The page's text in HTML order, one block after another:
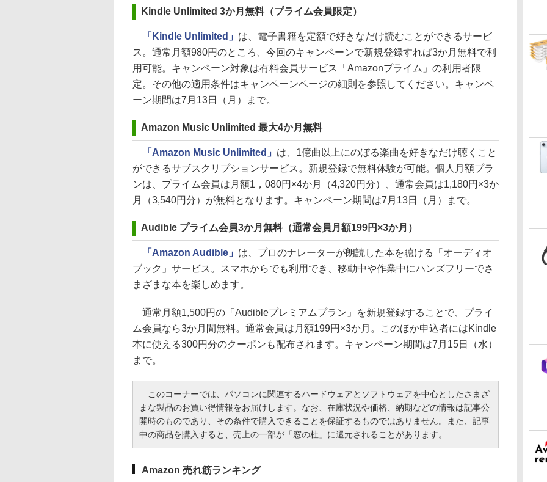
Kindle Unlimited 3か月無料（プライム会員限定）
「Kindle Unlimited」 は、電子書籍を定額で好きなだけ読むことができるサービ
ス。通常月額980円のところ、今回のキャンペーンで新規登録すれば3か月無料で利
用可能。キャンペーン対象は有料会員サービス「Amazonプライム」の利用者限
定。その他の適用条件はキャンペーンページの細則を参照してください。キャンペ
ーン期間は7月13日（月）まで。
Amazon Music Unlimited 最大4か月無料
「Amazon Music Unlimited」 は、1億曲以上にのぼる楽曲を好きなだけ聴くこと
ができるサブスクリプションサービス。新規登録で無料体験が可能。個人月額プラ
ンは、プライム会員は月額1，080円×4か月（4,320円分）、通常会員は1,180円×3か
月（3,540円分）が無料となります。キャンペーン期間は7月13日（月）まで。
Audible プライム会員3か月無料（通常会員月額199円×3か月）
「Amazon Audible」 は、プロのナレーターが朗読した本を聴ける「オーディオ
ブック」サービス。スマホからでも利用でき、移動中や作業中にハンズフリーでさ
まざまな本を楽しめます。
通常月額1,500円の「Audibleプレミアムプラン」を新規登録することで、プライ
ム会員なら3か月間無料。通常会員は月額199円×3か月。このほか申込者にはKindle
本に使える300円分のクーポンも配布されます。キャンペーン期間は7月15日（水）
まで。
このコーナーでは、パソコンに関連するハードウェアとソフトウェアを中心としたさまざ
まな製品のお買い得情報をお届けします。なお、在庫状況や価格、納期などの情報は記事公
開時のものであり、その条件で購入できることを保証するものではありません。また、記事
中の商品を購入すると、売上の一部が「窓の杜」に還元されることがあります。
Amazon 売れ筋ランキング